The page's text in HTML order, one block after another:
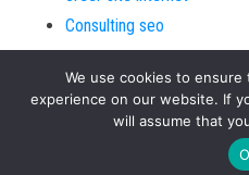
Consulting seo
Aide
We use cookies to
experience on our website. If
will assume that